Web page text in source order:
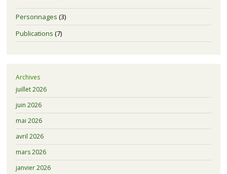
Personnages (3)
Publications (7)
Archives
juillet 2026
juin 2026
mai 2026
avril 2026
mars 2026
janvier 2026